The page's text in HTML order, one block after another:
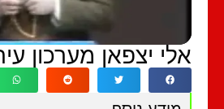
יצפאן מערכון עיראקי